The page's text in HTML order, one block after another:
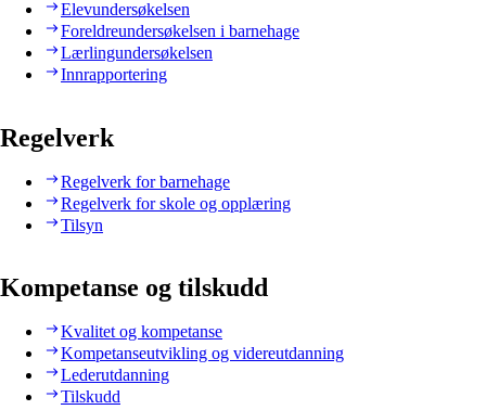
Elevundersøkelsen
Foreldreundersøkelsen i barnehage
Lærlingundersøkelsen
Innrapportering
Regelverk
Regelverk for barnehage
Regelverk for skole og opplæring
Tilsyn
Kompetanse og tilskudd
Kvalitet og kompetanse
Kompetanseutvikling og videreutdanning
Lederutdanning
Tilskudd